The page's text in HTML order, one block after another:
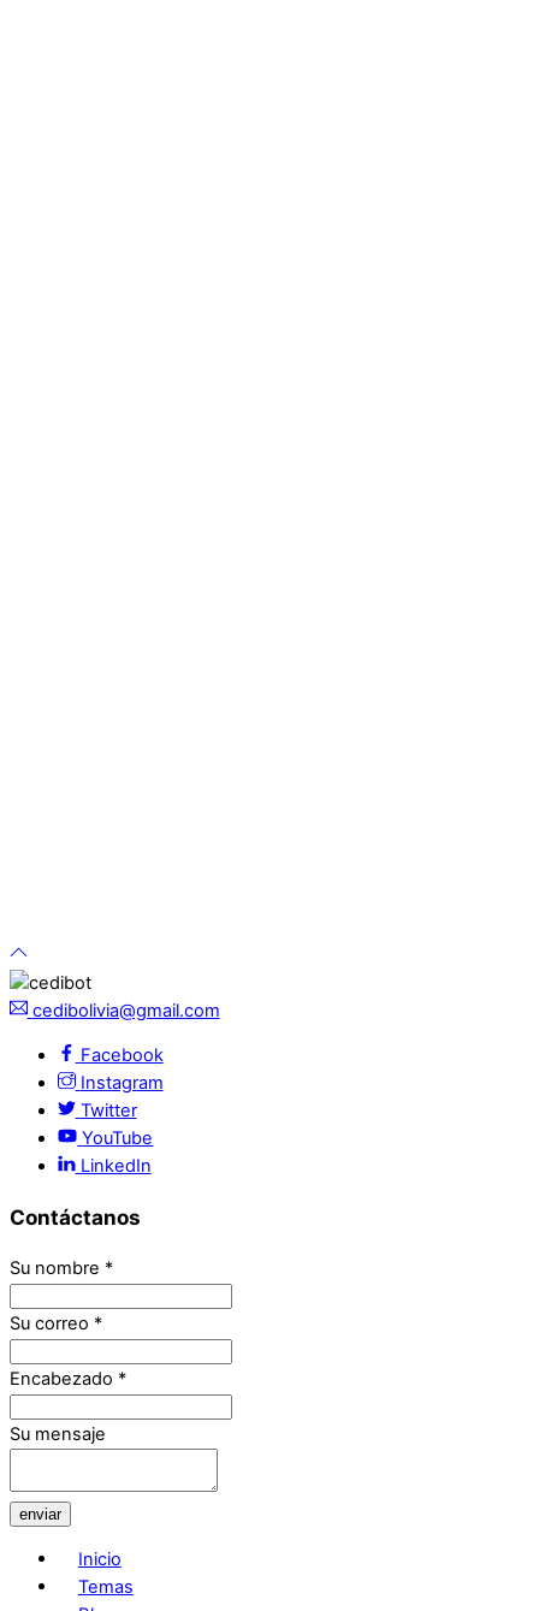
cedibolivia@gmail.com
Facebook
Instagram
Twitter
YouTube
LinkedIn
Contáctanos
Su nombre *
Su correo *
Encabezado *
Su mensaje
enviar
Inicio
Temas